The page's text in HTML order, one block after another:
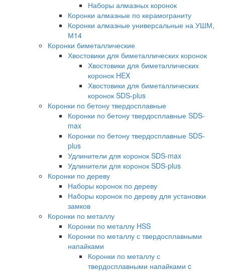
Наборы алмазных коронок
Коронки алмазные по керамограниту
Коронки алмазные универсальные на УШМ,
М14
Коронки биметаллические
Хвостовики для биметаллических коронок
Хвостовики для биметаллических
коронок HEX
Хвостовики для биметаллических
коронок SDS-plus
Коронки по бетону твердосплавные
Коронки по бетону твердосплавные SDS-
max
Коронки по бетону твердосплавные SDS-
plus
Удлинители для коронок SDS-max
Удлинители для коронок SDS-plus
Коронки по дереву
Наборы коронок по дереву
Наборы коронок по дереву для установки
замков
Коронки по металлу
Коронки по металлу HSS
Коронки по металлу с твердосплавными
напайками
Коронки по металлу с
твердосплавными напайками c